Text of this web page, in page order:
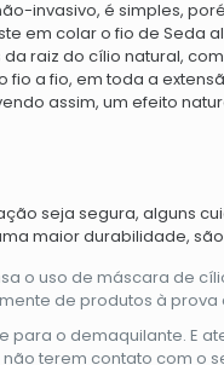
invasivo, é simples,
em colar o fio de Seda
raiz do cílio natural,
fio a fio, em toda a
assim, um efeito
seja segura, alguns
maior durabilidade,
o uso de máscara de
de produtos à prova
para o demaquilante. E
terem contato com o